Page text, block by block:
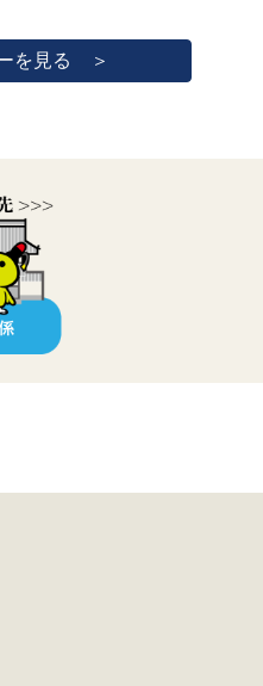
を見る ＞